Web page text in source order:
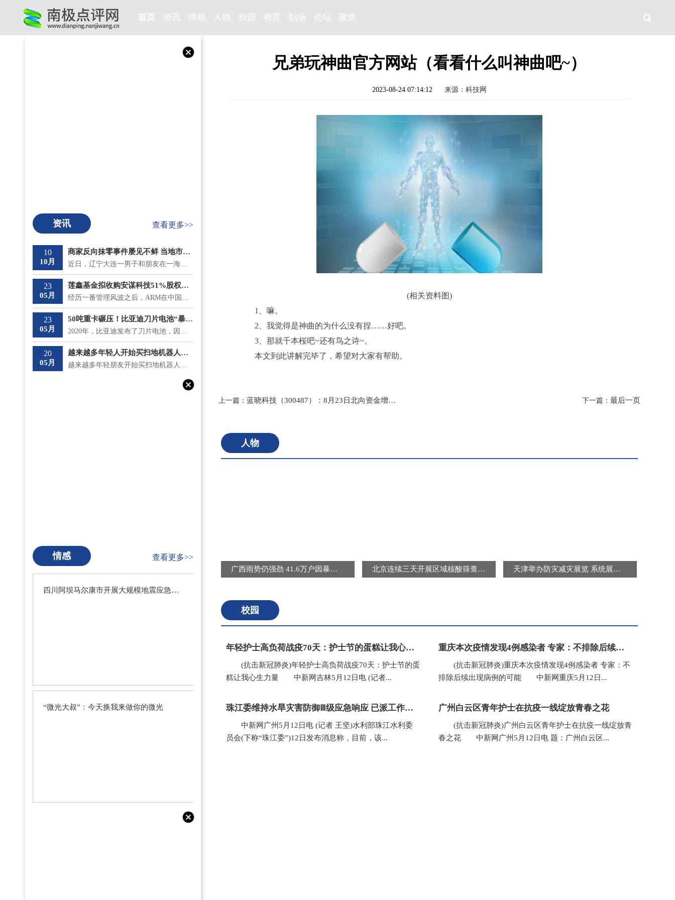
首页 资讯 情感 人物 校园 教育 职场 论坛 聚焦
资讯 查看更多>>
10
10月
商家反向抹零事件屡见不鲜 当地市监局最新回应将“零容忍”态度打击
近日，辽宁大连一男子和朋友在一海鲜大排档吃饭，总共消费了930 9元，收款时却被反向抹零收取了931元。...
23
05月
莲鑫基金拟收购安谋科技51%股权？安鑫集团回应
经历一番管理风波之后，ARM在中国的分支安谋中国逐渐安稳下来，但是5月18日，神秘冒出的莲鑫集团公告称...
23
05月
50吨重卡碾压！比亚迪刀片电池“暴力”性能“测试”成功
2020年，比亚迪发布了刀片电池，因其成功通过了国内最严苛的针刺测试不起火，一时间名声大噪;而且在安全...
20
05月
越来越多年轻人开始买扫地机器人了 涨价和买贵意味着什么？
越来越多年轻朋友开始买扫地机器人了，不仅如此，他们还专挑贵的买。在《一点财经》的调研中，有不少90...
情感 查看更多>>
四川阿坝马尔康市开展大规模地震应急疏散演练暨地震预警系统测试
“微光大叔”：今天换我来做你的微光
兄弟玩神曲官方网站（看看什么叫神曲吧~）
2023-08-24 07:14:12 来源：科技网
(相关资料图)
1、嘛。
2、我觉得是神曲的为什么没有捏……好吧。
3、那就千本桜吧~还有鸟之诗~。
本文到此讲解完毕了，希望对大家有帮助。
上一篇： 蓝晓科技（300487）：8月23日北向资金增持67.65万股 下一篇： 最后一页
人物
广西雨势仍强劲 41.6万户因暴雨受灾用户恢复供电 北京连续三天开展区域核酸筛查 “封城”“静默”是谣言 天津举办防灾减灾展览 系统展示防灾减灾知识及避灾自救技能
校园
年轻护士高负荷战疫70天：护士节的蛋糕让我心生力量
(抗击新冠肺炎)年轻护士高负荷战疫70天：护士节的蛋
糕让我心生力量 中新网吉林5月12日电 (记者...
重庆本次疫情发现4例感染者 专家：不排除后续出现病例的可能
(抗击新冠肺炎)重庆本次疫情发现4例感染者 专家：不
排除后续出现病例的可能 中新网重庆5月12日...
珠江委维持水旱灾害防御Ⅲ级应急响应 已派工作组赴粤桂闽等地
中新网广州5月12日电 (记者 王坚)水利部珠江水利委
员会(下称“珠江委”)12日发布消息称，目前，该...
广州白云区青年护士在抗疫一线绽放青春之花
(抗击新冠肺炎)广州白云区青年护士在抗疫一线绽放青
春之花 中新网广州5月12日电 题：广州白云区...